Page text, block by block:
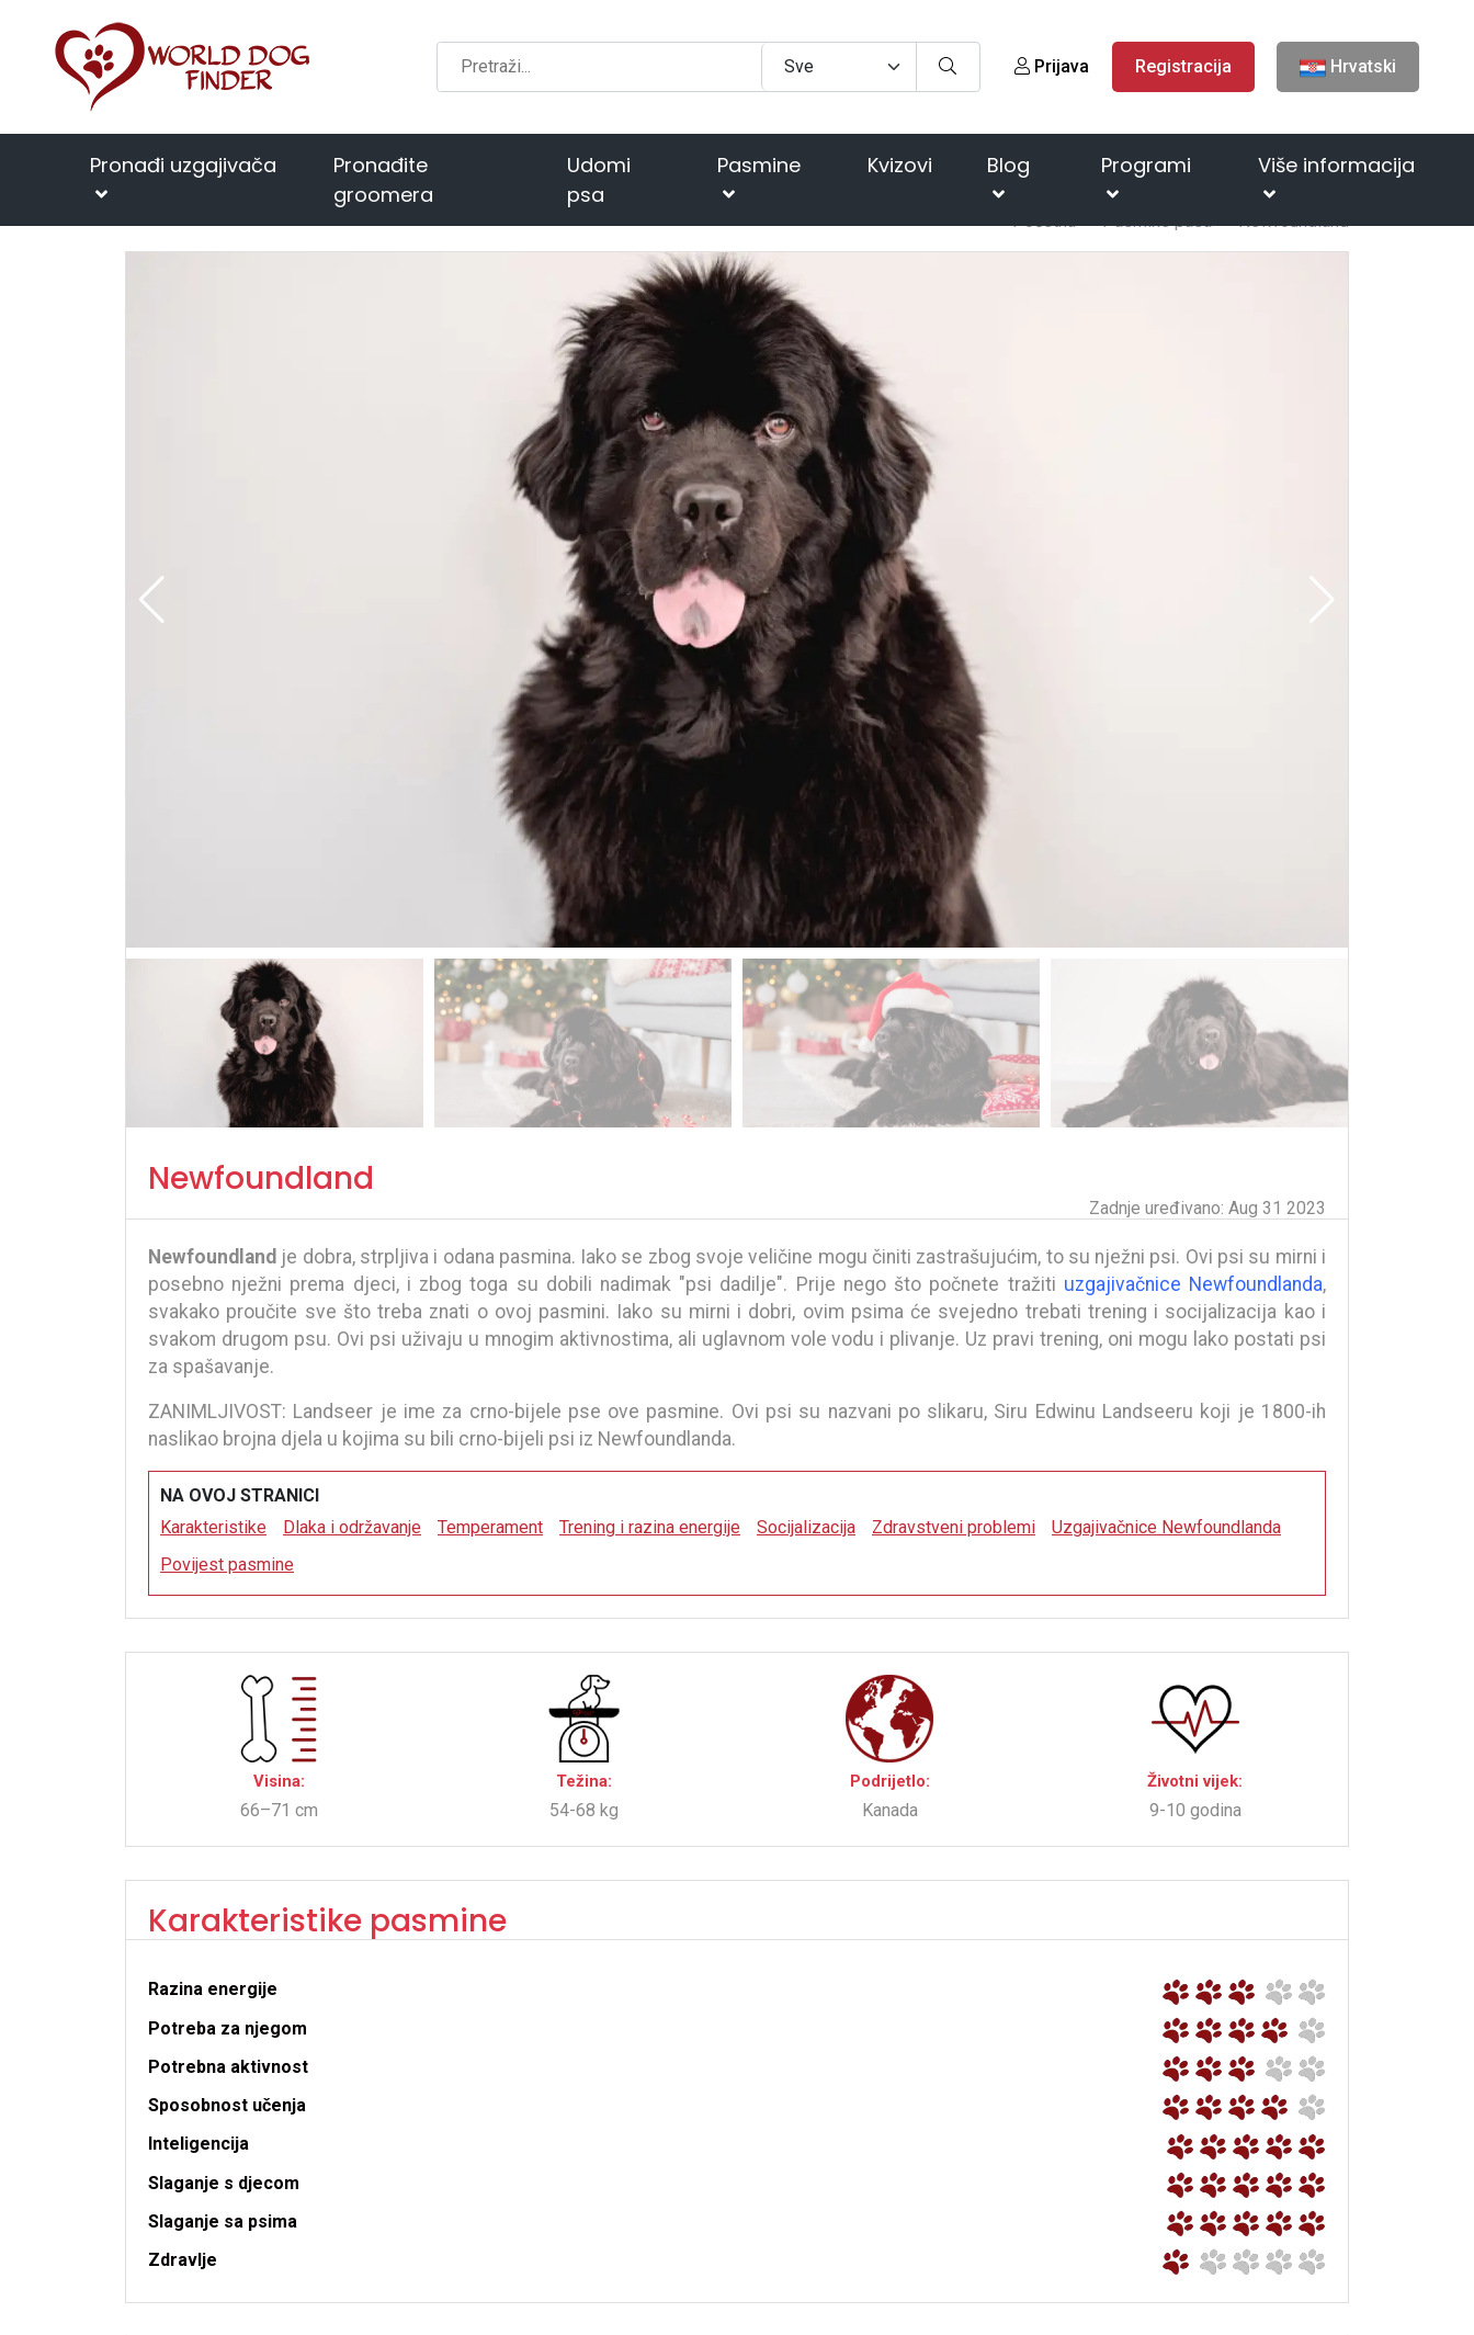
Prijava Registracija Hrvatski
Pronađi uzgajivača
Pronađite
groomera
Udomi
psa
Pasmine Kvizovi Blog Programi Više informacija
Početna Pasmine pasa Newfoundland
Newfoundland
Zadnje uređivano: Aug 31 2023
Newfoundland je dobra, strpljiva i odana pasmina. Iako se zbog svoje veličine mogu činiti zastrašujućim, to su nježni psi. Ovi psi su mirni i
posebno nježni prema djeci, i zbog toga su dobili nadimak "psi dadilje". Prije nego što počnete tražiti uzgajivačnice Newfoundlanda,
svakako proučite sve što treba znati o ovoj pasmini. Iako su mirni i dobri, ovim psima će svejedno trebati trening i socijalizacija kao i
svakom drugom psu. Ovi psi uživaju u mnogim aktivnostima, ali uglavnom vole vodu i plivanje. Uz pravi trening, oni mogu lako postati psi
za spašavanje.
ZANIMLJIVOST: Landseer je ime za crno-bijele pse ove pasmine. Ovi psi su nazvani po slikaru, Siru Edwinu Landseeru koji je 1800-ih
naslikao brojna djela u kojima su bili crno-bijeli psi iz Newfoundlanda.
NA OVOJ STRANICI
Karakteristike
Dlaka i održavanje Temperament Trening i razina energije Socijalizacija Zdravstveni problemi
Uzgajivačnice Newfoundlanda
Povijest pasmine
Visina:
66–71 cm
Težina:
54-68 kg
Podrijetlo:
Kanada
Životni vijek:
9-10 godina
Karakteristike pasmine
Razina energije
Potreba za njegom
Potrebna aktivnost
Sposobnost učenja
Inteligencija
Slaganje s djecom
Slaganje sa psima
Zdravlje